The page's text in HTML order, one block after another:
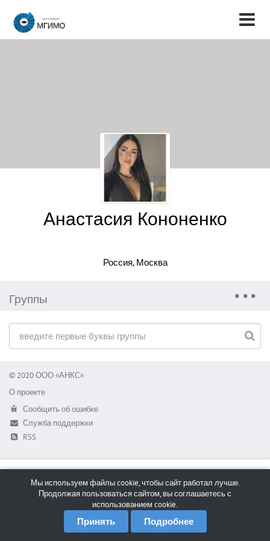
Анастасия Кононенко
Россия, Москва
Группы
© 2020 ООО «АНКС»
О проекте
Сообщить об ошибке
Служба поддержки
RSS
Мы используем файлы cookie, чтобы сайт работал лучше.
Продолжая пользоваться сайтом, вы соглашаетесь с
использованием cookie.
Принять Подробнее